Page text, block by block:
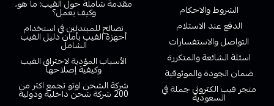
الشروط والاحكام
الدفع عند الاستلام
التواصل والاستفسارات
اسئلة الشائعة والمتكررة
ضمان الجودة والموثوقية
متجر فيب الكتروني جملة في
السعودية
مقدمة شاملة حول الفيب: ما هو،
وكيف يعمل؟
نصائح للمبتدئين في استخدام
أجهزة الفيب بأمان دليل الفيب
الشامل
الأسباب المؤدية لاحتراق الفيب
وكيفية إصلاحها
شركة الشحن اوتو تجمع اكثر من
200 شركة شحن داخلية ودولية